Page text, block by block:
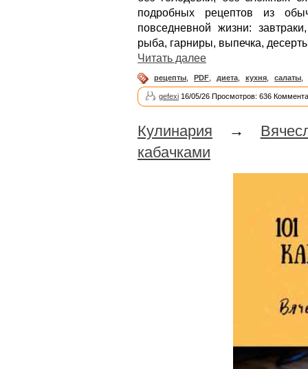
подробных рецептов из
повседневной жизни:
рыба, гарниры, выпечка,
Читать далее
рецепты PDF диета кухня салаты
gefexi 16/05/26 Просмотров: 636
Кулинария →
кабачками